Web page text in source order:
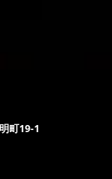
町19-1